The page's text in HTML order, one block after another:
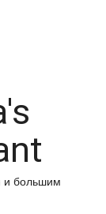
и большим